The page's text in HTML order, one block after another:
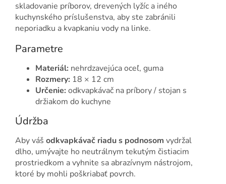
skladovanie príborov, drevených lyžíc a iného
kuchynského príslušenstva, aby ste zabránili
neporiadku a kvapkaniu vody na linke.
Parametre
Materiál: nehrdzavejúca oceľ, guma
Rozmery: 18 × 12 cm
Určenie: odkvapkávač na príbory / stojan s
držiakom do kuchyne
Údržba
Aby váš odkvapkávač riadu s podnosom vydržal
dlho, umývajte ho neutrálnym tekutým čistiacim
prostriedkom a vyhnite sa abrazívnym nástrojom,
ktoré by mohli poškriabať povrch.